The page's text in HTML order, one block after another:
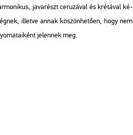
ja­va­részt ce­ru­zá­val és kré­tá­val ké­
il­let­ve annak kö­szön­he­tő­en, hogy nem
je­len­nek meg.